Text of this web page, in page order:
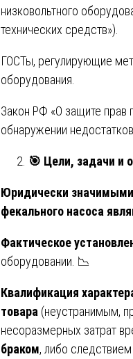
низковольтного
технических средств»).
ГОСТы, регулирующие
оборудования.
Закон РФ «О защите прав
обнаружении
🎯 Цели, задачи и
Юридически значимыми
фекального насоса
Фактическое
оборудовании. 📉
Квалификация
товара (неустранимым,
несоразмерных затрат
браком, либо следствием